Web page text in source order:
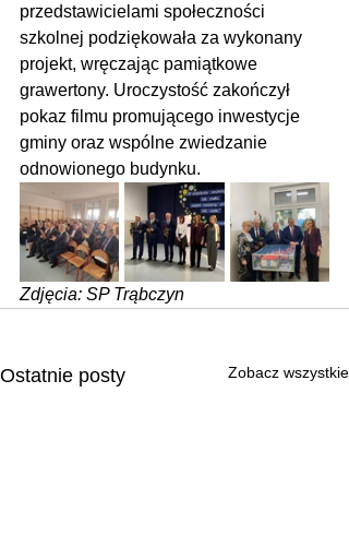
przedstawicielami społeczności
szkolnej podziękowała za wykonany
projekt, wręczając pamiątkowe
grawertony. Uroczystość zakończył
pokaz filmu promującego inwestycje
gminy oraz wspólne zwiedzanie
odnowionego budynku.
Zdjęcia: SP Trąbczyn
Ostatnie posty Zobacz wszystkie